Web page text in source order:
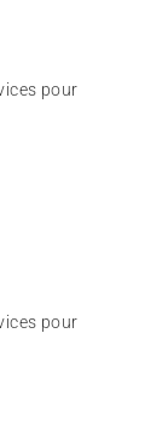
pour
pour